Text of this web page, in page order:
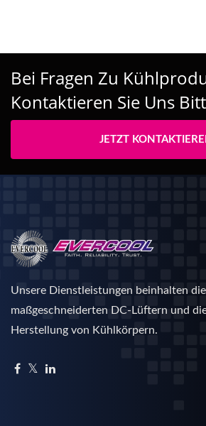
Bei Fragen Zu
Kontaktieren Sie Uns
JETZT
Unsere Dienstleistungen beinhalten
maßgeschneiderten DC-Lüftern und
Herstellung von Kühlkörpern.